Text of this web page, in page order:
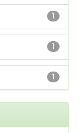
1
1
1